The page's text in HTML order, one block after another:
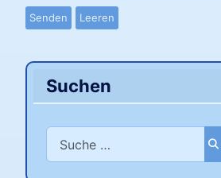
Senden Leeren
Suchen
Suchen